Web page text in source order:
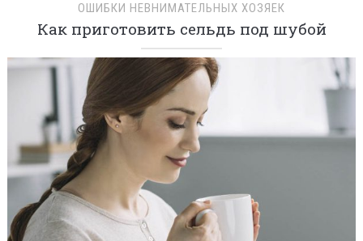
ОШИБКИ НЕВНИМАТЕЛЬНЫХ ХОЗЯЕК
Как приготовить сельдь под шубой